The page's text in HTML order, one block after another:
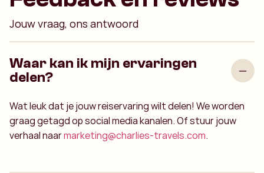
Jouw vraag, ons antwoord
Waar kan ik mijn ervaringen
delen?
Wat leuk dat je jouw reiservaring wilt delen! We worden
graag getagd op social media kanalen. Of stuur jouw
verhaal naarmarketing@charlies-travels.com.